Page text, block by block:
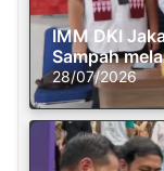
IMM DKI
Sampah
28/07/2026